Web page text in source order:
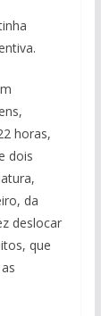
horas,
dois
da
deslocar
que